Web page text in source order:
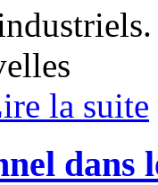
la suite
dans